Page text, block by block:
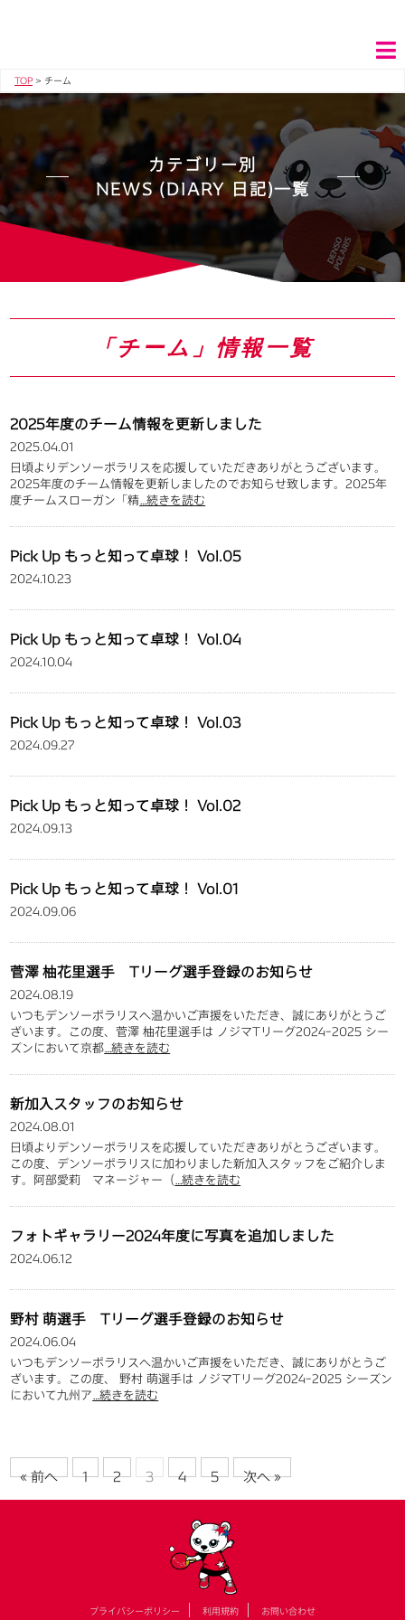
TOP > チーム
カテゴリー別
NEWS (DIARY 日記)一覧
「チーム」情報一覧
2025年度のチーム情報を更新しました
2025.04.01
日頃よりデンソーポラリスを応援していただきありがとうございます。
2025年度のチーム情報を更新しましたのでお知らせ致します。2025年
度チームスローガン「精…続きを読む
Pick Up もっと知って卓球！ Vol.05
2024.10.23
Pick Up もっと知って卓球！ Vol.04
2024.10.04
Pick Up もっと知って卓球！ Vol.03
2024.09.27
Pick Up もっと知って卓球！ Vol.02
2024.09.13
Pick Up もっと知って卓球！ Vol.01
2024.09.06
菅澤 柚花里選手 Tリーグ選手登録のお知らせ
2024.08.19
いつもデンソーポラリスへ温かいご声援をいただき、誠にありがとうご
ざいます。この度、菅澤 柚花里選手は ノジマTリーグ2024ｰ2025 シー
ズンにおいて京都…続きを読む
新加入スタッフのお知らせ
2024.08.01
日頃よりデンソーポラリスを応援していただきありがとうございます。
この度、デンソーポラリスに加わりました新加入スタッフをご紹介しま
す。阿部愛莉 マネージャー（…続きを読む
フォトギャラリー2024年度に写真を追加しました
2024.06.12
野村 萌選手 Tリーグ選手登録のお知らせ
2024.06.04
いつもデンソーポラリスへ温かいご声援をいただき、誠にありがとうご
ざいます。この度、 野村 萌選手は ノジマTリーグ2024ｰ2025 シーズン
において九州ア…続きを読む
« 前へ 1 2 3 4 5 次へ »
プライバシーポリシー 利用規約 お問い合わせ